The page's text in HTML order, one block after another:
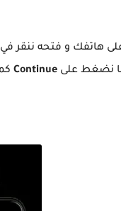
هاتفك و فتحه ننقر في
نضغط على Continue